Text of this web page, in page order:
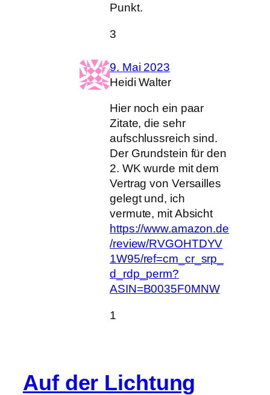
Punkt.
3
9. Mai 2023
Heidi Walter
Hier noch ein paar
Zitate, die sehr
aufschlussreich sind.
Der Grundstein für den
2. WK wurde mit dem
Vertrag von Versailles
gelegt und, ich
vermute, mit Absicht
https://www.amazon.de
/review/RVGOHTDYV
1W95/ref=cm_cr_srp_
d_rdp_perm?
ASIN=B0035F0MNW
1
Auf der Lichtung